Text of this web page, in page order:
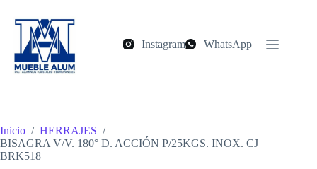
contenido
Instagram
WhatsApp
Inicio / HERRAJES /
BISAGRA V/V. 180° D. ACCIÓN P/25KGS. INOX. CJ
BRK518